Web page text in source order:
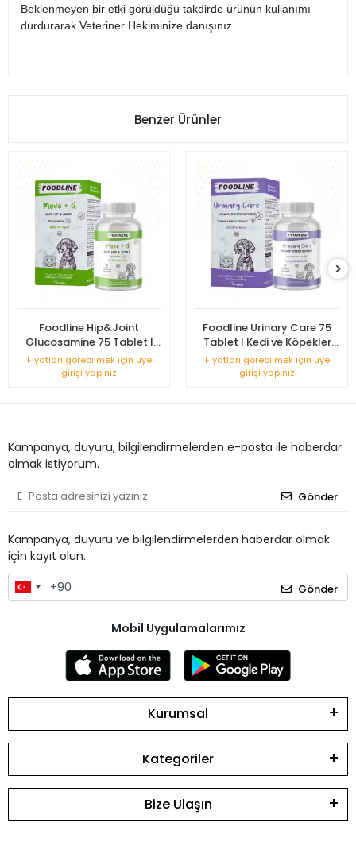
Beklenmeyen bir etki görüldüğü takdirde ürünün kullanımı
durdurarak Veteriner Hekiminize danışınız.
Benzer Ürünler
Foodline Hip&Joint
Glucosamine 75 Tablet |
Kedi ve Köpekler için Eklem
Sağlığını Destekleyici
Fiyatları görebilmek için üye
girişi yapınız
Foodline Urinary Care 75
Tablet | Kedi ve Köpekler
için İdrar Sağlığını
Destekleyici
Fiyatları görebilmek için üye
girişi yapınız
Kampanya, duyuru, bilgilendirmelerden e-posta ile haberdar
olmak istiyorum.
Gönder
Kampanya, duyuru ve bilgilendirmelerden haberdar olmak
için kayıt olun.
Gönder
Mobil Uygulamalarımız
Kurumsal
Kategoriler
Bize Ulaşın